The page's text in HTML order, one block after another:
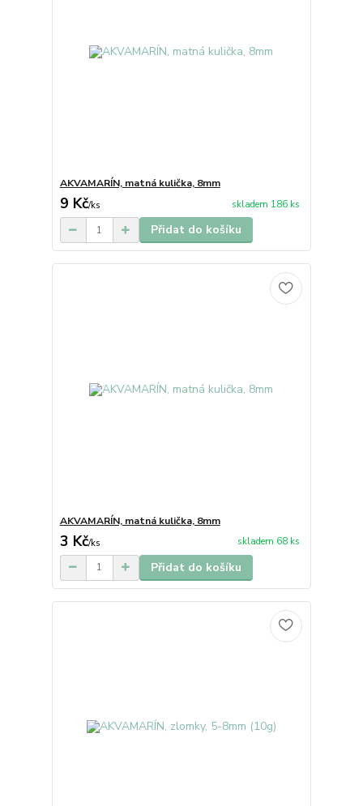
AKVAMARÍN, matná kulička, 8mm
9 Kč/ks skladem 186 ks
Přidat do košíku
AKVAMARÍN, matná kulička, 8mm
3 Kč/ks skladem 68 ks
Přidat do košíku